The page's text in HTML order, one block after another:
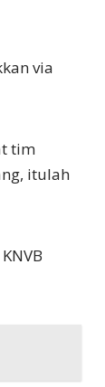
via
tim
itulah